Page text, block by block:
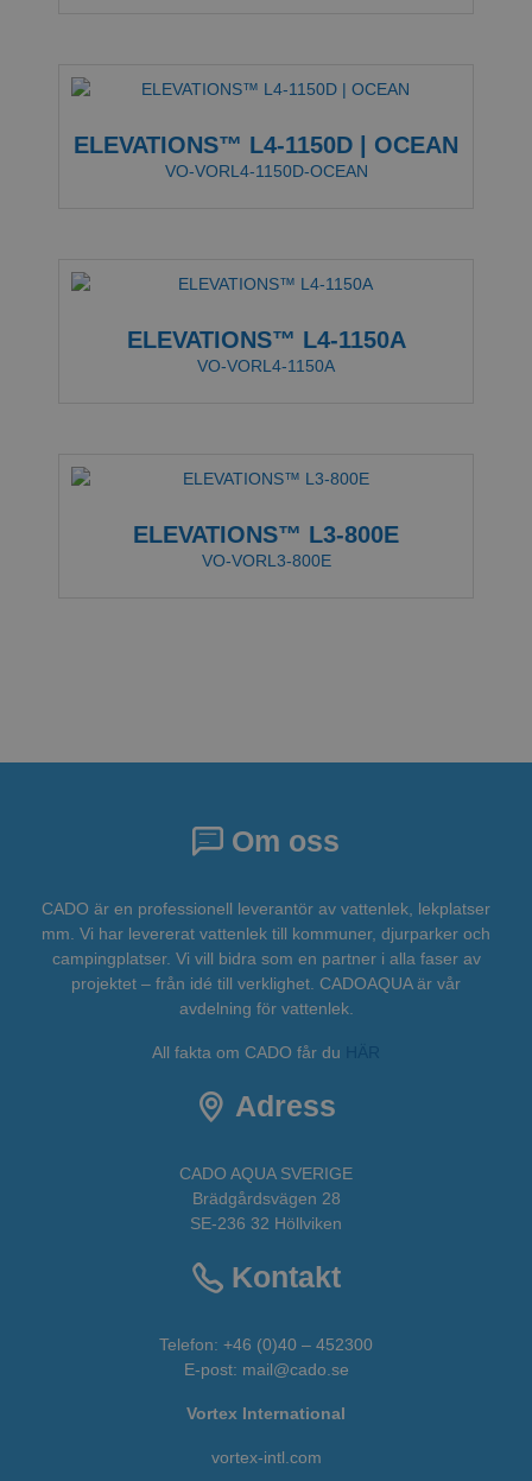
ELEVATIONS™ L4-1150D | OCEAN
VO-VORL4-1150D-OCEAN
ELEVATIONS™ L4-1150A
VO-VORL4-1150A
ELEVATIONS™ L3-800E
VO-VORL3-800E
Om oss
CADO är en professionell leverantör av vattenlek, lekplatser
mm. Vi har levererat vattenlek till kommuner, djurparker och
campingplatser. Vi vill bidra som en partner i alla faser av
projektet – från idé till verklighet. CADOAQUA är vår
avdelning för vattenlek.
All fakta om CADO får du
Adress
CADO AQUA SVERIGE
Brädgårdsvägen 28
SE-236 32 Höllviken
Kontakt
Telefon: +46 (0)40 – 452300
E-post: mail@cado.se
Vortex International
vortex-intl.com